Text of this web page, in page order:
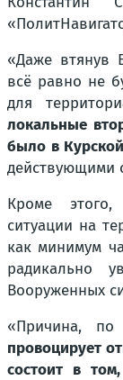
«Даже втянув
всё равно не
для
локальные
было в
действующими
Кроме
ситуации на
как минимум
радикально
Вооруженных
«Причина,
провоцирует
состоит в